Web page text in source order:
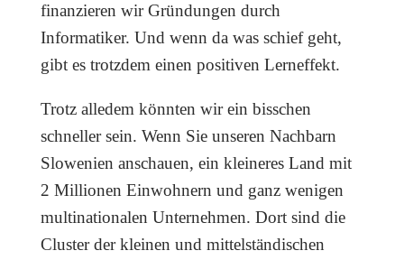
finanzieren wir Gründungen durch
Informatiker. Und wenn da was schief geht,
gibt es trotzdem einen positiven Lerneffekt.
Trotz alledem könnten wir ein bisschen
schneller sein. Wenn Sie unseren Nachbarn
Slowenien anschauen, ein kleineres Land mit
2 Millionen Einwohnern und ganz wenigen
multinationalen Unternehmen. Dort sind die
Cluster der kleinen und mittelständischen